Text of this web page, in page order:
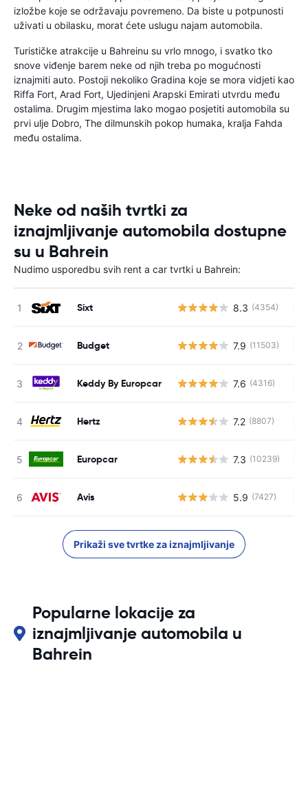
izložbe koje se održavaju povremeno. Da biste u potpunosti
uživati u obilasku, morat ćete uslugu najam automobila.
Turističke atrakcije u Bahreinu su vrlo mnogo, i svatko tko
snove viđenje barem neke od njih treba po mogućnosti
iznajmiti auto. Postoji nekoliko Gradina koje se mora vidjeti kao
Riffa Fort, Arad Fort, Ujedinjeni Arapski Emirati utvrdu među
ostalima. Drugim mjestima lako mogao posjetiti automobila su
prvi ulje Dobro, The dilmunskih pokop humaka, kralja Fahda
među ostalima.
Neke od naših tvrtki za
iznajmljivanje automobila dostupne
su u Bahrein
Nudimo usporedbu svih rent a car tvrtki u Bahrein:
Sixt 8.3 (4354)
Budget 7.9 (11503)
Keddy By Europcar 7.6 (4316)
Hertz 7.2 (8807)
Europcar 7.3 (10239)
Avis 5.9 (7427)
Prikaži sve tvrtke za iznajmljivanje
Popularne lokacije za
iznajmljivanje automobila u
Bahrein